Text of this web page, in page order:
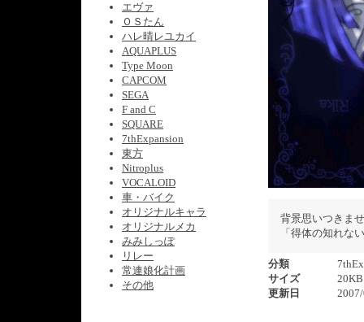
エヴァ
ＯＳたん
ハレ晴レユカイ
AQUAPLUS
Type Moon
CAPCOM
SEGA
F and C
SQUARE
7thExpansion
東方
Nitroplus
VOCALOID
車・バイク
オリジナルキャラ
オリジナルメカ
みみしっぽ
リレー
常連娘化計画
その他
背景思いつきま
「得体の知れな
分類
サイズ
20KB
更新日